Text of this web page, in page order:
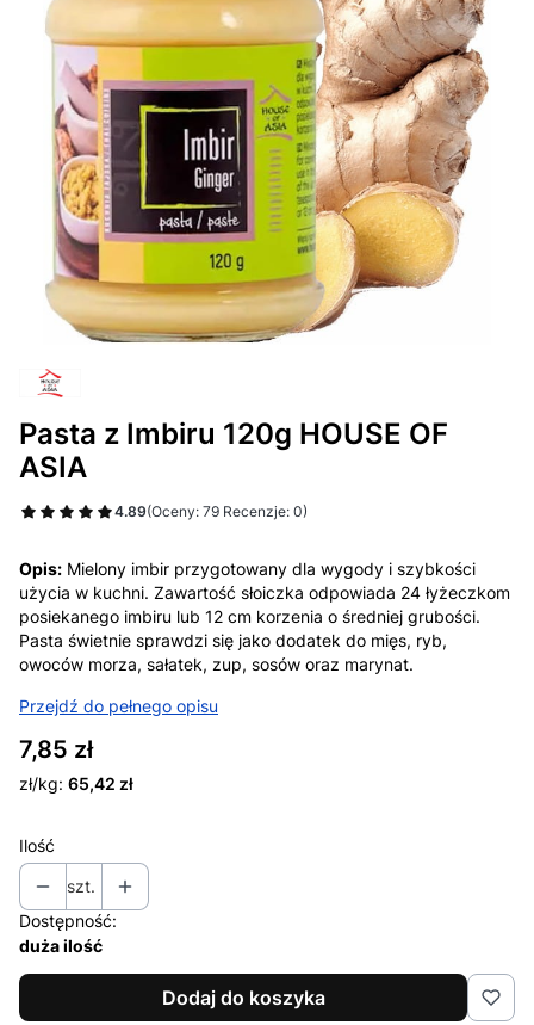
Pasta z Imbiru 120g HOUSE OF
ASIA
4.89(Oceny: 79 Recenzje: 0)
Opis: Mielony imbir przygotowany dla wygody i szybkości
użycia w kuchni. Zawartość słoiczka odpowiada 24 łyżeczkom
posiekanego imbiru lub 12 cm korzenia o średniej grubości.
Pasta świetnie sprawdzi się jako dodatek do mięs, ryb,
owoców morza, sałatek, zup, sosów oraz marynat.
Przejdź do pełnego opisu
Cena
7,85 zł
zł/kg: 65,42 zł
Ilość
szt.
Dostępność:
duża ilość
Dodaj do koszyka